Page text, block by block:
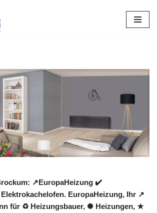
↗️EuropaHeizung ✔️
EuropaHeizung, Ihr ↗️
für ♻ Heizungsbauer, ✺ Heizungen, ★